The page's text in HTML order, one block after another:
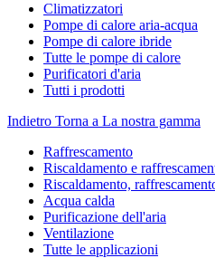
Climatizzatori
Pompe di calore aria-acqua
Pompe di calore ibride
Tutte le pompe di calore
Purificatori d'aria
Tutti i prodotti
Indietro Torna a La nostra gamma
Raffrescamento
Riscaldamento e
Riscaldamento,
Acqua calda
Purificazione dell'aria
Ventilazione
Tutte le applicazioni